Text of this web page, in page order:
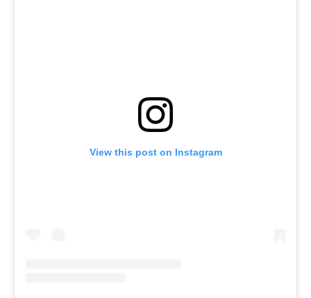
View this post on Instagram